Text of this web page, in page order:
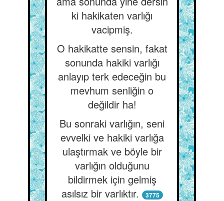
ki hakikaten varlığı
vacipmiş.
O hakikatte sensin, fakat
sonunda hakiki varlığı
anlayıp terk edeceğin bu
mevhum senliğin o
değildir ha!
Bu sonraki varlığın, seni
evvelki ve hakiki varlığa
ulaştırmak ve böyle bir
varlığın olduğunu
bildirmek için gelmiş
asılsız bir varlıktır.
3775